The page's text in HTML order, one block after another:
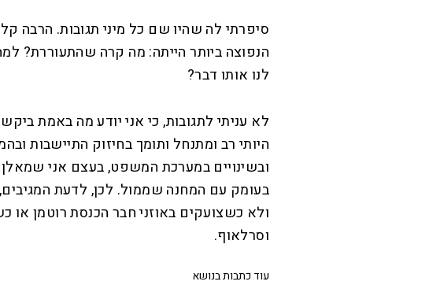
סיפרתי לה שהיו שם כל מיני תגובות. הרבה
הנפוצה ביותר הייתה: מה קרה שהתעוררת?
לנו אותו דבר?
לא עניתי לתגובות, כי אני יודע מה באמת
היותי רב ומתנחל ותומך בחיזוק התיישבות
ובשינויים במערכת המשפט, בעצם אני
בעומק עם המחנה שממול. לכן, לדעת
ולא כשצועקים באוזני חבר הכנסת רוטמן
וסרלאוף.
עוד כתבות בנושא